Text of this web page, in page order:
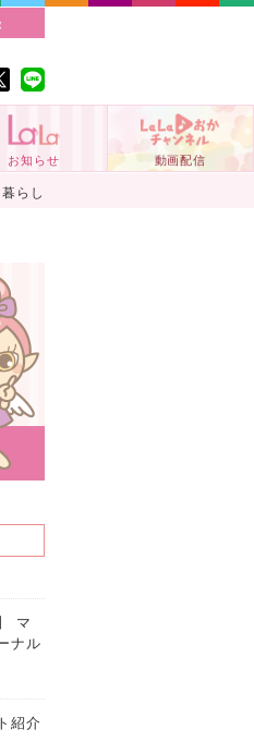
お知らせ 動画配信
暮らし
マ
ナル
紹介